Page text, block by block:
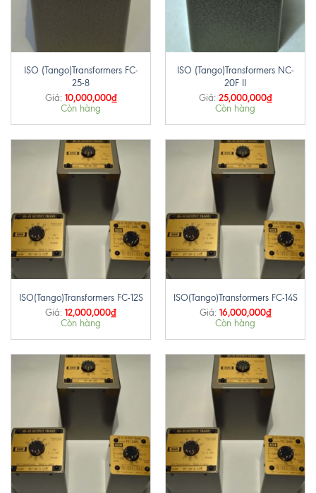
ISO (Tango)Transformers FC-
25-8
Giá: 10,000,000₫
Còn hàng
ISO (Tango)Transformers NC-
20F II
Giá: 25,000,000₫
Còn hàng
ISO(Tango)Transformers FC-12S
Giá: 12,000,000₫
Còn hàng
ISO(Tango)Transformers FC-14S
Giá: 16,000,000₫
Còn hàng